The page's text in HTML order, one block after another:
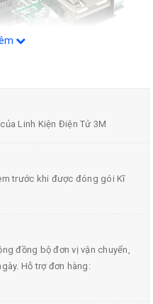
dự phòng:
Linh Kiện Điện Tử 3M
trước khi được đóng gói Kĩ
đồng bộ đơn vị vận chuyển,
Hỗ trợ đơn hàng: